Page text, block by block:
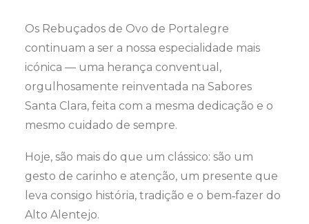
Os Rebuçados de Ovo de Portalegre
continuam a ser a nossa especialidade mais
icónica — uma herança conventual,
orgulhosamente reinventada na Sabores
Santa Clara, feita com a mesma dedicação e o
mesmo cuidado de sempre.
Hoje, são mais do que um clássico: são um
gesto de carinho e atenção, um presente que
leva consigo história, tradição e o bem‑fazer do
Alto Alentejo.